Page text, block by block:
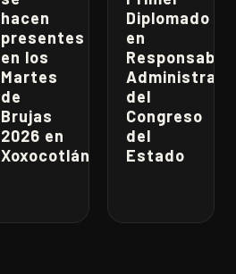
hacen
presentes
en los
Martes
de
Brujas
2026 en
Xoxocotlán
Diplomado
en
del
Congreso
del
Estado